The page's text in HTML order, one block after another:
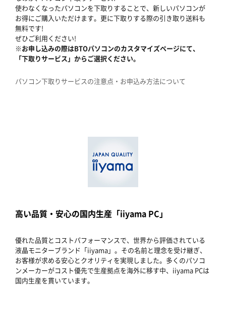
使わなくなったパソコンを下取りすることで、新しいパソコンが
お得にご購入いただけます。更に下取りする際の引き取り送料も
無料です!
ぜひご利用ください!
※お申し込みの際はBTOパソコンのカスタマイズページにて、
「下取りサービス」からご選択ください。
パソコン下取りサービスの注意点・お申込み方法について
高い品質・安心の国内生産「iiyama PC」
優れた品質とコストパフォーマンスで、世界から評価されている
液晶モニターブランド「iiyama」。その名前と理念を受け継ぎ、
お客様が求める安心とクオリティを実現しました。多くのパソコ
ンメーカーがコスト優先で生産拠点を海外に移す中、iiyama PCは
国内生産を貫いています。